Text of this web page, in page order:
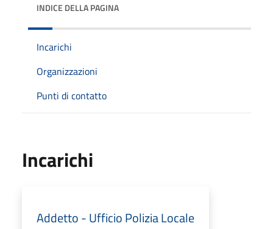
INDICE DELLA PAGINA
Incarichi
Organizzazioni
Punti di contatto
Incarichi
Addetto - Ufficio Polizia Locale